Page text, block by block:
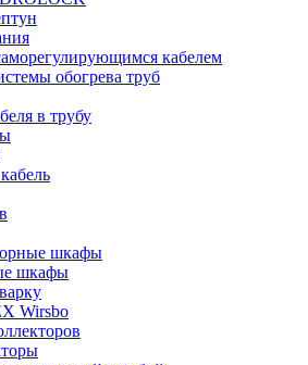
кабелем
обогрева труб
в трубу
шкафы
шкафы
Wirsbo